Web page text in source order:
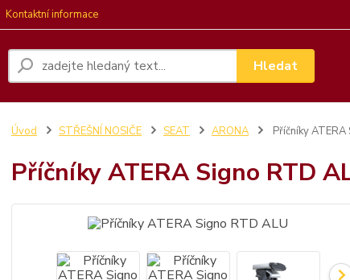
Kontaktní informace
Hledat
Úvod STŘEŠNÍ NOSIČE SEAT ARONA Příčníky
Příčníky ATERA Signo RTD